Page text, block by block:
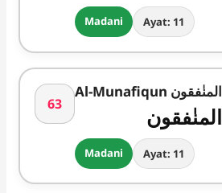
Madani Ayat: 11
63
Al-Munafiqun المنٰفقون
المنٰفقون
Madani Ayat: 11